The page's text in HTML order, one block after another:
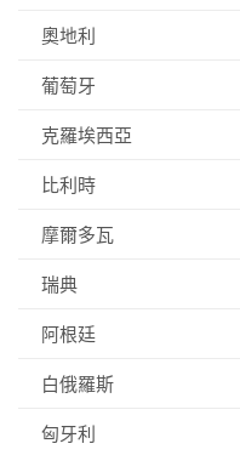
奧地利
葡萄牙
克羅埃西亞
比利時
摩爾多瓦
瑞典
阿根廷
白俄羅斯
匈牙利